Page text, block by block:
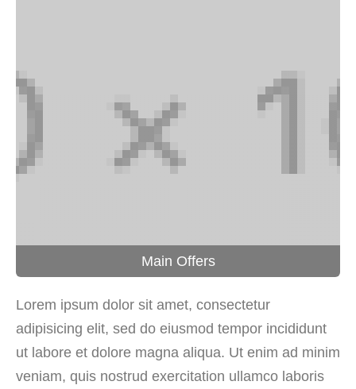
Main Offers
Lorem ipsum dolor sit amet, consectetur
adipisicing elit, sed do eiusmod tempor incididunt
ut labore et dolore magna aliqua. Ut enim ad minim
veniam, quis nostrud exercitation ullamco laboris